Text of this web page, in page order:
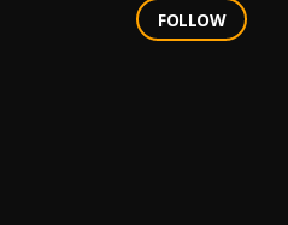
FOLLOW